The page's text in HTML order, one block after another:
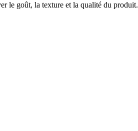
le goût, la texture et la qualité du produit.